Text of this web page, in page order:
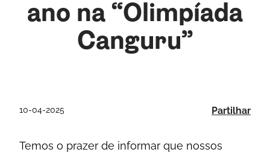
ano na “Olimpíada
Canguru”
10-04-2025 Partilhar
Temos o prazer de informar que nossos